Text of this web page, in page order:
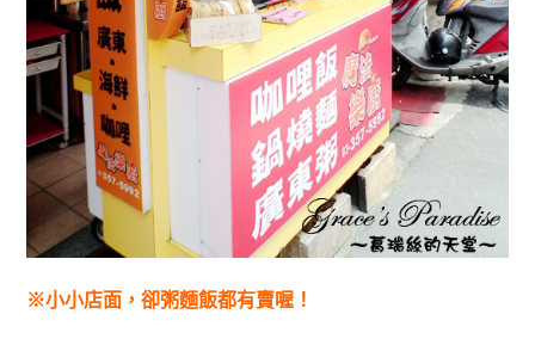
※小小店面，卻粥麵飯都有賣喔！